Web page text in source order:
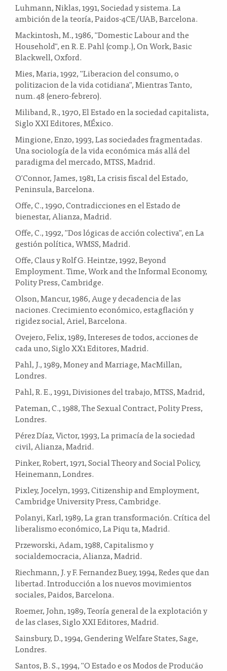
Luhmann, Niklas, 1991, Sociedad y sistema. La
ambición de la teoría, Paidos-4CE/UAB, Barcelona.
Mackintosh, M., 1986, "Domestic Labour and the
Household", en R. E. Pahl (comp.), On Work, Basic
Blackwell, Oxford.
Mies, Maria, 1992, "Liberacion del consumo, o
politizacion de la vida cotidiana", Mientras Tanto,
num. 48 (enero-febrero).
Miliband, R., 1970, El Estado en la sociedad capitalista,
Siglo XXI Editores, MÉxico.
Mingione, Enzo, 1993, Las sociedades fragmentadas.
Una sociología de la vida económica más allá del
paradigma del mercado, MTSS, Madrid.
O'Connor, James, 1981, La crisis fiscal del Estado,
Peninsula, Barcelona.
Offe, C., 1990, Contradicciones en el Estado de
bienestar, Alianza, Madrid.
Offe, C., 1992, "Dos lógicas de acción colectiva", en La
gestión política, WMSS, Madrid.
Offe, Claus y Rolf G. Heintze, 1992, Beyond
Employment. Time, Work and the Informal Economy,
Polity Press, Cambridge.
Olson, Mancur, 1986, Auge y decadencia de las
naciones. Crecimiento económico, estagflación y
rigidez social, Ariel, Barcelona.
Ovejero, Felix, 1989, Intereses de todos, acciones de
cada uno, Siglo XX1 Editores, Madrid.
Pahl, J., 1989, Money and Marriage, MacMillan,
Londres.
Pahl, R. E., 1991, Divisiones del trabajo, MTSS, Madrid,
Pateman, C., 1988, The Sexual Contract, Polity Press,
Londres.
Pérez Díaz, Victor, 1993, La primacía de la sociedad
civil, Alianza, Madrid.
Pinker, Robert, 1971, Social Theory and Social Policy,
Heinemann, Londres.
Pixley, Jocelyn, 1993, Citizenship and Employment,
Cambridge University Press, Cambridge.
Polanyi, Karl, 1989, La gran transformación. Crítica del
liberalismo económico, La Piqu ta, Madrid.
Przeworski, Adam, 1988, Capitalismo y
socialdemocracia, Alianza, Madrid.
Riechmann, J. y F. Fernandez Buey, 1994, Redes que dan
libertad. Introducción a los nuevos movimientos
sociales, Paidos, Barcelona.
Roemer, John, 1989, Teoría general de la explotación y
de las clases, Siglo XXI Editores, Madrid.
Sainsbury, D., 1994, Gendering Welfare States, Sage,
Londres.
Santos, B. S., 1994, "O Estado e os Modos de Produċão